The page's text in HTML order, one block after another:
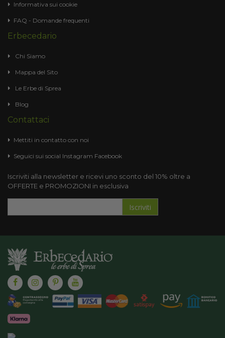
Informativa sui cookie
FAQ - Domande frequenti
Erbecedario
Chi Siamo
Mappa del Sito
Le Erbe di Sprea
Blog
Contattaci
Mettiti in contatto con noi
Seguici sui social Instagram Facebook
Iscriviti alla newsletter e ricevi uno sconto del 10% oltre a
OFFERTE e PROMOZIONI in esclusiva
Iscriviti